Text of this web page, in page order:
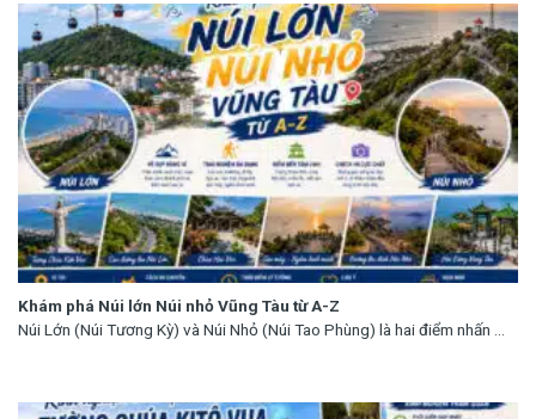
Khám phá Núi lớn Núi nhỏ Vũng Tàu từ A-Z
Núi Lớn (Núi Tương Kỳ) và Núi Nhỏ (Núi Tao Phùng) là hai điểm nhấn ...